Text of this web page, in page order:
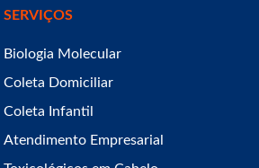
SERVIÇOS
Biologia Molecular
Coleta Domiciliar
Coleta Infantil
Atendimento Empresarial